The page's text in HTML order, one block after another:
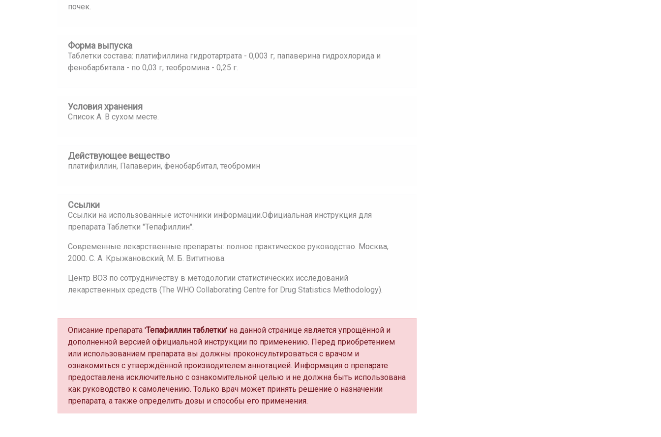
почек.
Форма выпуска
Таблетки состава: платифиллина гидротартрата - 0,003 г, папаверина гидрохлорида и
фенобарбитала - по 0,03 г, теобромина - 0,25 г.
Условия хранения
Список А. В сухом месте.
Действующее вещество
платифиллин, Папаверин, фенобарбитал, теобромин
Ссылки
Ссылки на использованные источники информации.Официальная инструкция для
препарата Таблетки "Тепафиллин".
Современные лекарственные препараты: полное практическое руководство. Москва,
2000. С. А. Крыжановский, М. Б. Вититнова.
Центр ВОЗ по сотрудничеству в методологии статистических исследований
лекарственных средств (The WHO Collaborating Centre for Drug Statistics Methodology).
Описание препарата 'Тепафиллин таблетки' на данной странице является упрощённой и
дополненной версией официальной инструкции по применению. Перед приобретением
или использованием препарата вы должны проконсультироваться с врачом и
ознакомиться с утверждённой производителем аннотацией. Информация о препарате
предоставлена исключительно с ознакомительной целью и не должна быть использована
как руководство к самолечению. Только врач может принять решение о назначении
препарата, а также определить дозы и способы его применения.